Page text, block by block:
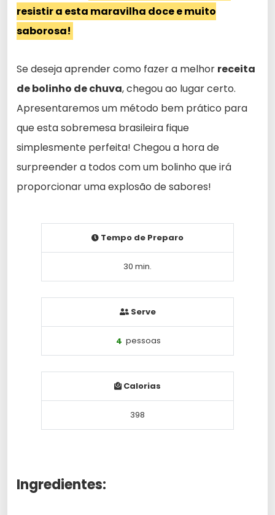
resistir a esta maravilha doce e muito
saborosa!
Se deseja aprender como fazer a melhor receita
de bolinho de chuva, chegou ao lugar certo.
Apresentaremos um método bem prático para
que esta sobremesa brasileira fique
simplesmente perfeita! Chegou a hora de
surpreender a todos com um bolinho que irá
proporcionar uma explosão de sabores!
Tempo de Preparo
30 min.
Serve
4 pessoas
Calorias
398
Ingredientes: